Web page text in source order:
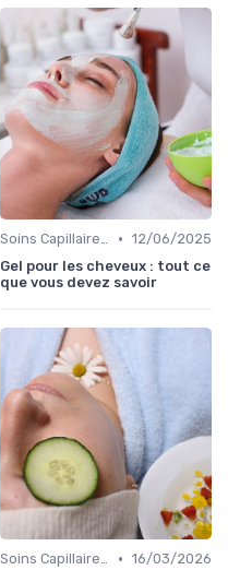
Soins Capillaires Bio • 12/06/2025
Gel pour les cheveux : tout ce
que vous devez savoir
Soins Capillaires Bio • 16/03/2026